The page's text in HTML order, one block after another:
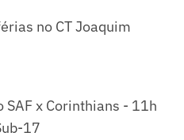
no CT Joaquim
x Corinthians - 11h
17